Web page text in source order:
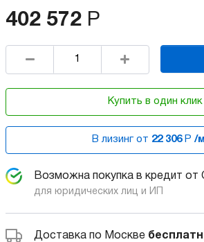
402 572 Р
Купить в один клик
В лизинг от 22 306 Р /
Возможна покупка в кредит от
для юридических лиц и ИП
Доставка по Москве